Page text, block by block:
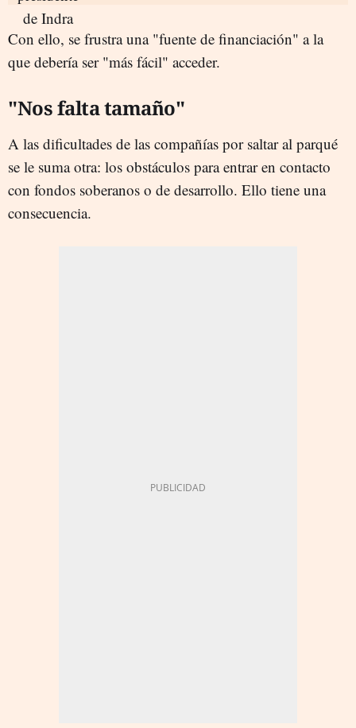
Con ello, se frustra una "fuente de financiación" a la
que debería ser "más fácil" acceder.
"Nos falta tamaño"
A las dificultades de las compañías por saltar al parqué
se le suma otra: los obstáculos para entrar en contacto
con fondos soberanos o de desarrollo. Ello tiene una
consecuencia.